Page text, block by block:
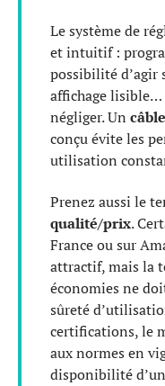
Le système de
et intuitif :
possibilité d’agir
affichage lisible…
négliger. Un
conçu évite les
utilisation
Prenez aussi le
qualité/prix.
France ou sur
attractif, mais la
économies ne
sûreté
certifications, le
aux normes en
disponibilité